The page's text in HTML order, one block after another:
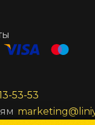
53-53